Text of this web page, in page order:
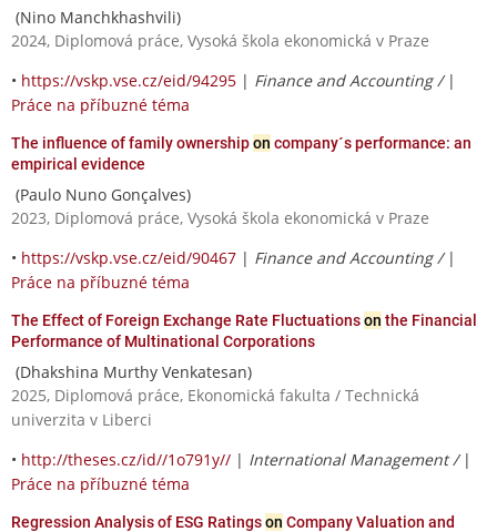
(Nino Manchkhashvili)
2024, Diplomová práce, Vysoká škola ekonomická v Praze
• https://vskp.vse.cz/eid/94295 | Finance and Accounting / |
Práce na příbuzné téma
The influence of family ownershipon company´s performance: an
empirical evidence
(Paulo Nuno Gonçalves)
2023, Diplomová práce, Vysoká škola ekonomická v Praze
• https://vskp.vse.cz/eid/90467 | Finance and Accounting / |
Práce na příbuzné téma
The Effect of Foreign Exchange Rate Fluctuationson the Financial
Performance of Multinational Corporations
(Dhakshina Murthy Venkatesan)
2025, Diplomová práce, Ekonomická fakulta / Technická
univerzita v Liberci
• http://theses.cz/id//1o791y// | International Management / |
Práce na příbuzné téma
Regression Analysis of ESG Ratingson Company Valuation and